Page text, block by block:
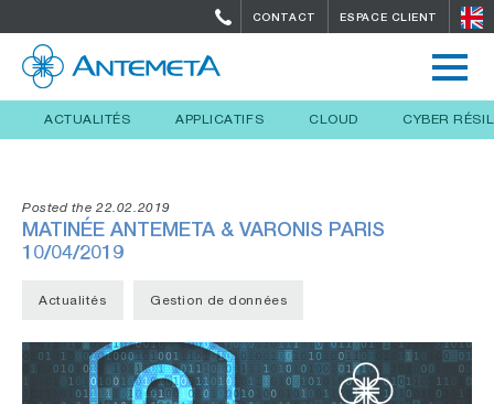
CONTACT ESPACE CLIENT
ACTUALITÉS APPLICATIFS CLOUD CYBER
Posted the 22.02.2019
MATINÉE ANTEMETA & VARONIS PARIS
10/04/2019
Actualités Gestion de données